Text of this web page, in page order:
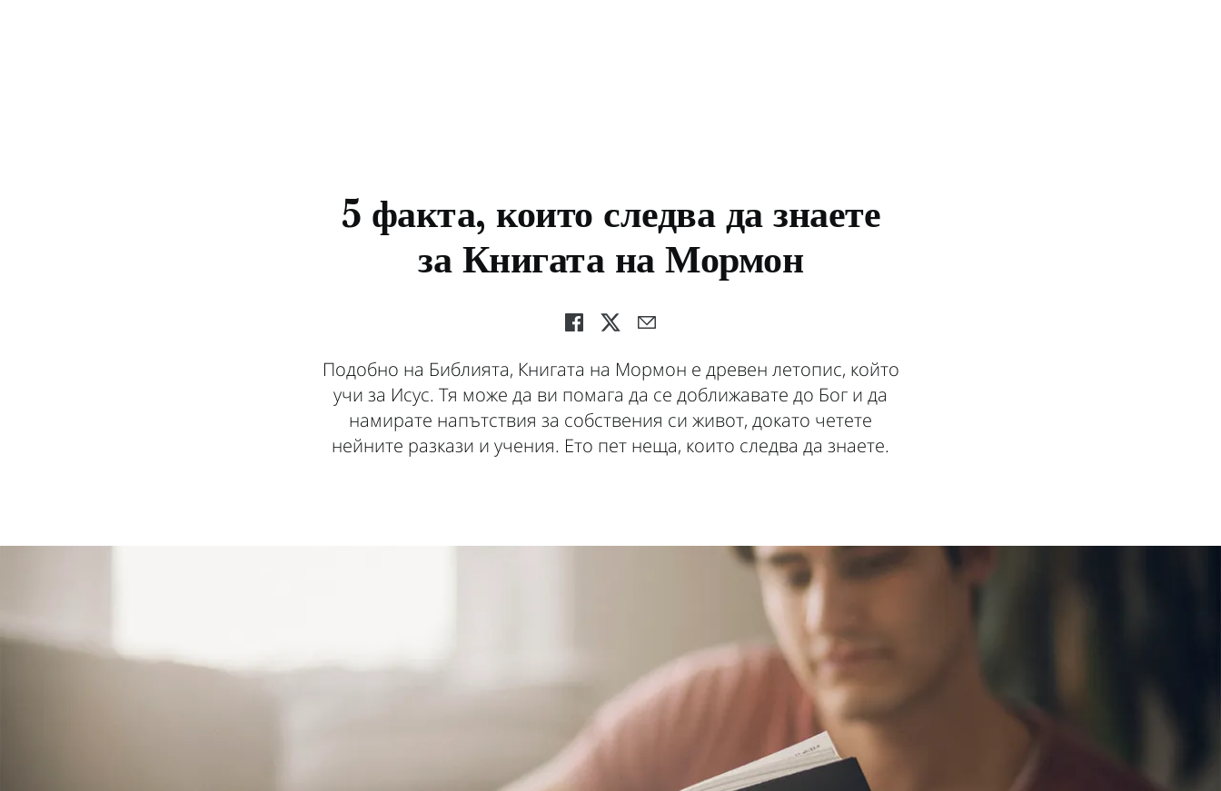
5 факта, които следва да знаете
за Книгата на Мормон
Подобно на Библията, Книгата на Мормон е древен летопис, който
учи за Исус. Тя може да ви помага да се доближавате до Бог и да
намирате напътствия за собствения си живот, докато четете
нейните разкази и учения. Ето пет неща, които следва да знаете.